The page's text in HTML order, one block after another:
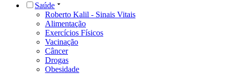
Saúde
Roberto Kalil - Sinais Vitais
Alimentação
Exercícios Físicos
Vacinação
Câncer
Drogas
Obesidade